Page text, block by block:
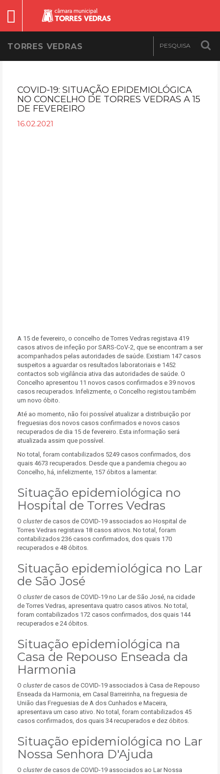
TORRES VEDRAS
COVID-19: SITUAÇÃO EPIDEMIOLÓGICA
NO CONCELHO DE TORRES VEDRAS A 15
DE FEVEREIRO
16.02.2021
A 15 de fevereiro, o concelho de Torres Vedras registava 419
casos ativos de infeção por SARS-CoV-2, que se encontram a ser
acompanhados pelas autoridades de saúde. Existiam 147 casos
suspeitos a aguardar os resultados laboratoriais e 1452
contactos sob vigilância ativa das autoridades de saúde. O
Concelho apresentou 11 novos casos confirmados e 39 novos
casos recuperados. Infelizmente, o Concelho registou também
um novo óbito.
Até ao momento, não foi possível atualizar a distribuição por
freguesias dos novos casos confirmados e novos casos
recuperados de dia 15 de fevereiro. Esta informação será
atualizada assim que possível.
No total, foram contabilizados 5249 casos confirmados, dos
quais 4673 recuperados. Desde que a pandemia chegou ao
Concelho, há, infelizmente, 157 óbitos a lamentar.
Situação epidemiológica no
Hospital de Torres Vedras
O clusterde casos de COVID-19 associados ao Hospital de
Torres Vedras registava 18 casos ativos. No total, foram
contabilizados 236 casos confirmados, dos quais 170
recuperados e 48 óbitos.
Situação epidemiológica no Lar
de São José
O clusterde casos de COVID-19 no Lar de São José, na cidade
de Torres Vedras, apresentava quatro casos ativos. No total,
foram contabilizados 172 casos confirmados, dos quais 144
recuperados e 24 óbitos.
Situação epidemiológica na
Casa de Repouso Enseada da
Harmonia
O clusterde casos de COVID-19 associados à Casa de Repouso
Enseada da Harmonia, em Casal Barreirinha, na freguesia de
União das Freguesias de A dos Cunhados e Maceira,
apresentava um caso ativo. No total, foram contabilizados 45
casos confirmados, dos quais 34 recuperados e dez óbitos.
Situação epidemiológica no Lar
Nossa Senhora D'Ajuda
O clusterde casos de COVID-19 associados ao Lar Nossa